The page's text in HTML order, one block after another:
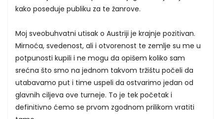
kako poseduje publiku za te žanrove.
Moj sveobuhvatni utisak o Austriji je krajnje pozitivan.
Mirnoća, svedenost, ali i otvorenost te zemlje su me u
potpunosti kupili i ne mogu da opišem koliko sam
srećna što smo na jednom takvom tržištu počeli da
utabavamo put i time uspeli da ostvarimo jedan od
glavnih ciljeva ove turneje. To je tek početak i
definitivno ćemo se prvom zgodnom prilikom vratiti